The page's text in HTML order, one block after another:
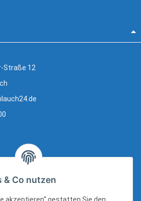
Straße 12
& Co nutzen